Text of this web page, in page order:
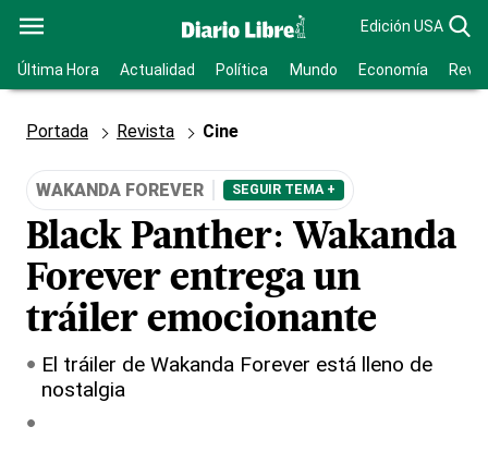
Edición USA
Última Hora Actualidad Política Mundo Economía
Portada Revista Cine
WAKANDA FOREVER SEGUIR TEMA +
Black Panther: Wakanda
Forever entrega un
tráiler emocionante
El tráiler de Wakanda Forever está lleno de
nostalgia